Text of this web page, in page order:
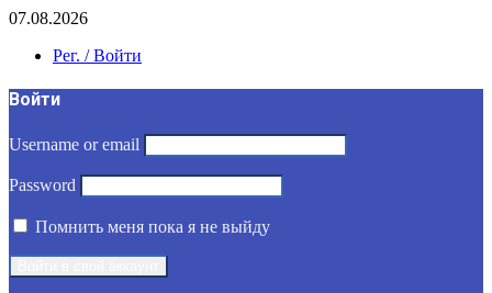
07.08.2026
Рег. / Войти
Войти
Username or email
Password
Помнить меня пока я не выйду